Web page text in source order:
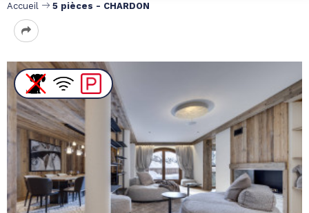
Accueil 5 pièces - CHARDON